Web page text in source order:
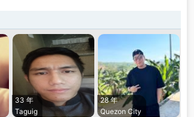
33 年
Taguig
28 年
Quezon City